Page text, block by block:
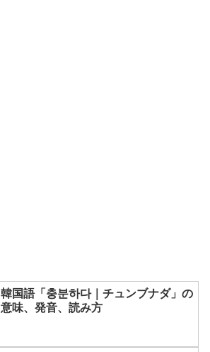
韓国語「충분하다｜チュンブナダ」の
意味、発音、読み方